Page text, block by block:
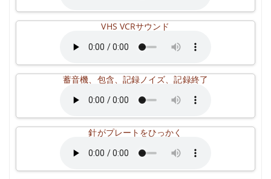
VHS VCRサウンド
蓄音機、包含、記録ノイズ、記録終了
針がプレートをひっかく